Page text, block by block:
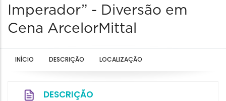
Imperador” - Diversão em
Cena ArcelorMittal
INÍCIO DESCRIÇÃO LOCALIZAÇÃO
DESCRIÇÃO